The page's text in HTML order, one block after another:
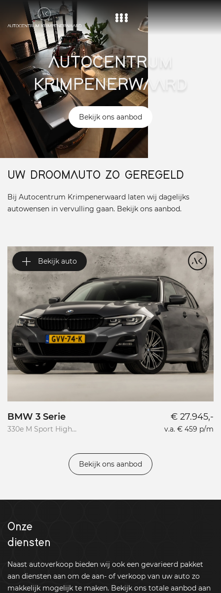
Home
Aanbod
Diensten
Over ons
Vacature
Contact
AUTOCENTRUM
KRIMPENERWAARD
Bekijk ons aanbod
UW DROOMAUTO ZO GEREGELD
Bij Autocentrum Krimpenerwaard laten wij dagelijks
autowensen in vervulling gaan. Bekijk ons aanbod.
Bekijk auto
BMW 3 Serie
330e M Sport High
€ 27.945,-
v.a. € 459 p/m
Bekijk ons aanbod
Onze
diensten
Naast autoverkoop bieden wij ook een gevarieerd pakket
aan diensten aan om de aan- of verkoop van uw auto zo
makkelijk mogelijk te maken. Bekijk ons totale aanbod aan